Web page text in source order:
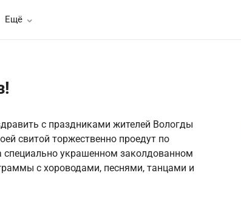
Ещё
с праздниками жителей Вологды
свитой торжественно проедут по
украшенном заколдованном
с хороводами, песнями, танцами и